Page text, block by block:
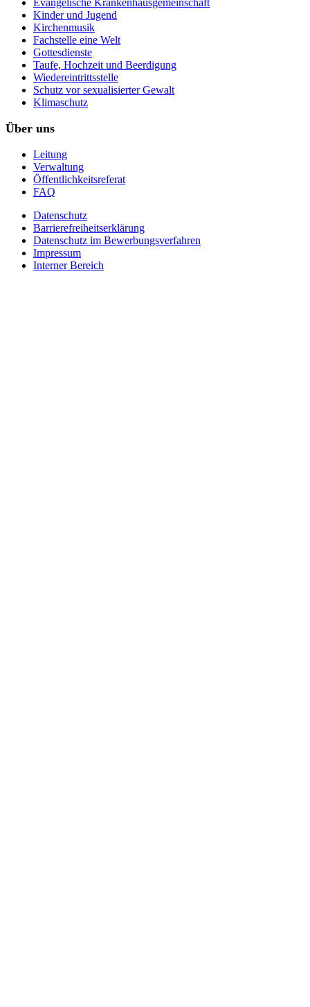
Kinder und Jugend
Kirchenmusik
Fachstelle eine Welt
Gottesdienste
Taufe, Hochzeit und Beerdigung
Wiedereintrittsstelle
Schutz vor sexualisierter Gewalt
Klimaschutz
Über uns
Leitung
Verwaltung
Öffentlichkeitsreferat
FAQ
Datenschutz
Barrierefreiheitserklärung
Datenschutz im Bewerbungsverfahren
Impressum
Interner Bereich